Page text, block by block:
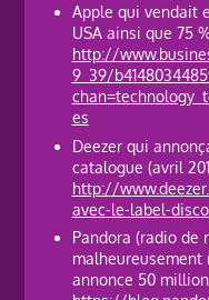
Apple qui vendait
USA ainsi que 75
http://
9_39/
es
Deezer qui
catalogue (avril
http://
avec-le-label-
Pandora (radio de
malheureusement
annonce 50